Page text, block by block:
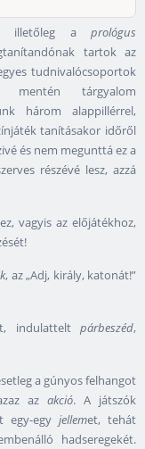
illetőleg aprológus
tartok az
tudnivalócsoportok
mentén tárgyalom
három alappillérrel,
tanításakor időről
és nem megunttá ez a
részévé lesz, azzá
vagyis az előjátékhoz,
, az „Adj, király, katonát!”
indulattelt párbeszéd,
a gúnyos felhangot
az akció. A játszók
egy-egy jellemet, tehát
hadseregekét.